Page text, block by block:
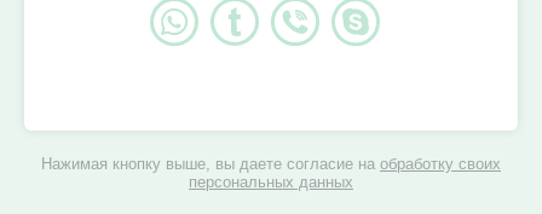
Нажимая кнопку выше, вы даете согласие на обработку своих
персональных данных